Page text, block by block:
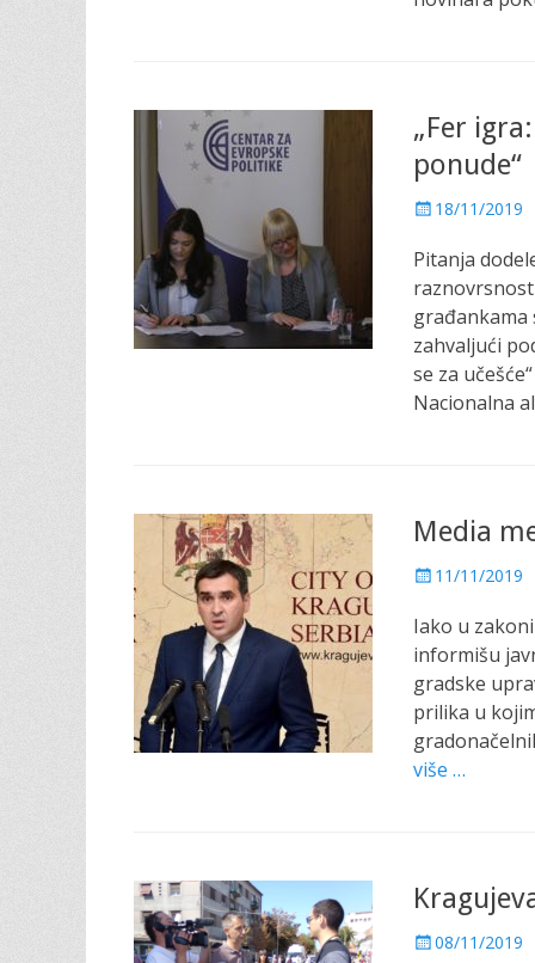
„Fer
ponude“
P
s
t
e
d
o
n
18/11/2019
Pitanja
građankama
zahvaljući
se za
Nacionalna
Media
P
s
t
e
d
o
n
11/11/2019
Iako u
informišu
gradske
prilika u
više …
P 08/11/2019